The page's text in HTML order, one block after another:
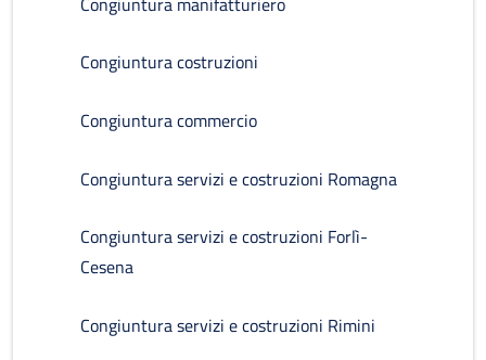
Congiuntura costruzioni
Congiuntura commercio
Congiuntura servizi e costruzioni Romagna
Congiuntura servizi e costruzioni Forlì-
Cesena
Congiuntura servizi e costruzioni Rimini